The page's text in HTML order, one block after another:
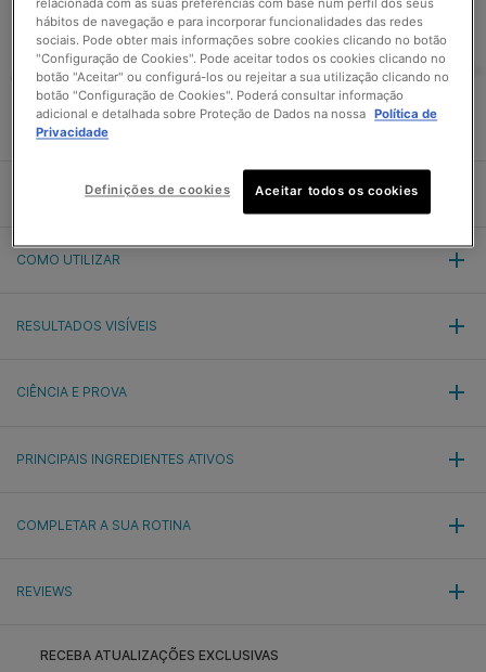
Garanta que os seus produtos SkinCeuticals são
autênticos
Descubra mais.
DETALHES DO PRODUTO
COMO UTILIZAR
RESULTADOS VISÍVEIS
CIÊNCIA E PROVA
PRINCIPAIS INGREDIENTES ATIVOS
COMPLETAR A SUA ROTINA
REVIEWS
RECEBA ATUALIZAÇÕES EXCLUSIVAS
relacionada com as suas preferências com base num perfil dos seus
hábitos de navegação e para incorporar funcionalidades das redes
sociais. Pode obter mais informações sobre cookies clicando no botão
"Configuração de Cookies". Pode aceitar todos os cookies clicando no
botão "Aceitar" ou configurá-los ou rejeitar a sua utilização clicando no
botão "Configuração de Cookies". Poderá consultar informação
adicional e detalhada sobre Proteção de Dados na nossa Política de
Privacidade
Definições de cookies Aceitar todos os cookies